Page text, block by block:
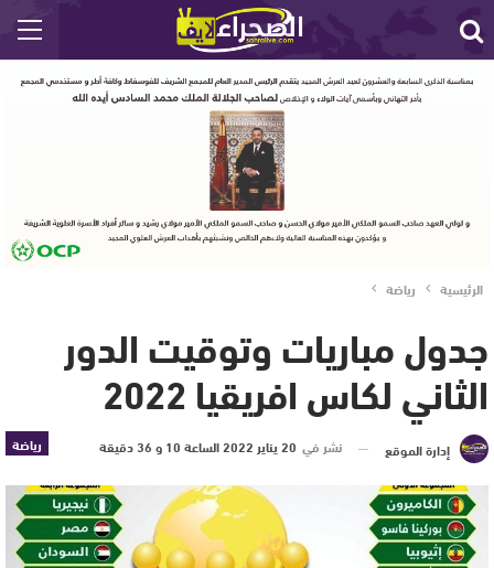
الرئيسية رياضة
جدول مباريات وتوقيت الدور
الثاني لكاس افريقيا 2022
رياضة إدارة الموقع نشر في 20 يناير 2022 الساعة 10 و 36 دقيقة